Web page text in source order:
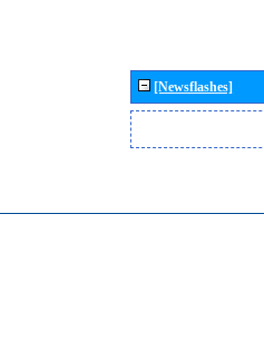
[Newsflashes]